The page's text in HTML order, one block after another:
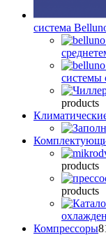
система
системы
products
products
products
Компрессоры